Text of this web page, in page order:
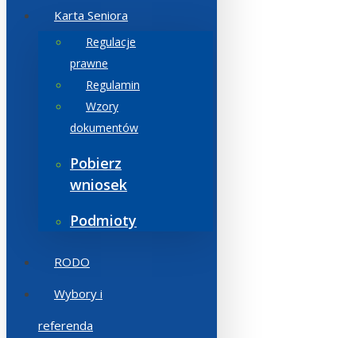
Karta Seniora
Regulacje
prawne
Regulamin
Wzory
dokumentów
Pobierz
wniosek
Podmioty
RODO
Wybory i
referenda